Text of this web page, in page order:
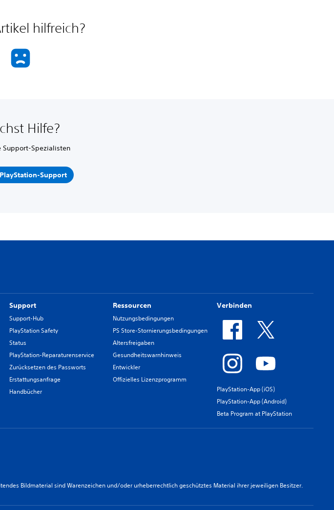
hilfreich?
Hilfe?
Support-Spezialisten
Support
Support
Support-Hub
PlayStation Safety
Status
PlayStation-Reparaturenservice
Zurücksetzen des Passworts
Erstattungsanfrage
Handbücher
Ressourcen
Nutzungsbedingungen
PS Store-Stornierungsbedingungen
Altersfreigaben
Gesundheitswarnhinweis
Entwickler
Offizielles Lizenzprogramm
Verbinden
PlayStation-App (iOS)
PlayStation-App (Android)
Beta Program at PlayStation
Bildmaterial sind Warenzeichen und/oder urheberrechtlich geschütztes Material ihrer jeweiligen Besitzer.